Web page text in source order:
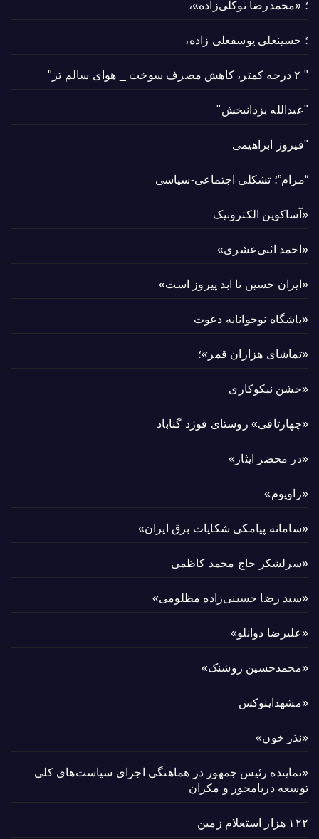
؛ «محمدرضا توکلی‌زاده»،
؛ حسینعلی یوسفعلی زاده،
" ۲ درجه کمتر، کاهش مصرف سوخت _ هوای سالم تر"
"عبدالله یزدانبخش"
"فیروز ابراهیمی
“مرام”؛ تشکلی اجتماعی-سیاسی
«آساکوین الکترونیک
«احمد اثنی‌عشری»
«ایران حسین تا ابد پیروز است»
«باشگاه نوجوانانه دعوت
«تماشای هزاران قمر»؛
«جشن نیکوکاری
«چهارتاقی» روستای قوژد گناباد
«در محضر ایثار»
«راویوم»
«سامانه پیامکی شکایات برق ایران»
«سرلشکر حاج محمد کاظمی
«سید رضا حسینی‌زاده مظلومی»
«علیرضا دوانلو»
«محمدحسین روشنک»
«مشهداینوکس
«نذر خون»
«نماینده رئیس جمهور در هماهنگی اجرای سیاست‌های کلی
توسعه دریامحور و مکران
۱۲۲ هزار استعلام زمین